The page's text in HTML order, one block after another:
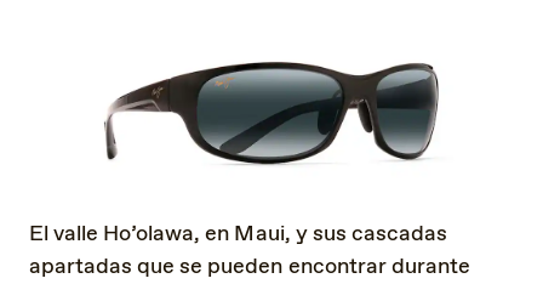
El valle Ho’olawa, en Maui, y sus cascadas
apartadas que se pueden encontrar durante